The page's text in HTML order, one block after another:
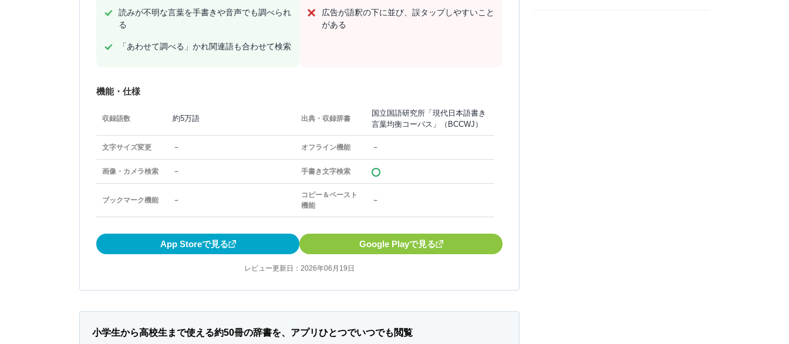
読みが不明な言葉を手書きや音声でも調べられ
る
「あわせて調べる」かれ関連語も合わせて検索
広告が語釈の下に並び、誤タップしやすいこと
がある
機能・仕様
収録語数 約5万語 出典・収録辞書
国立国語研究所「現代日本語書き
言葉均衡コーパス」（BCCWJ）
文字サイズ変更 － オフライン機能 －
画像・カメラ検索 － 手書き文字検索
ブックマーク機能 －
コピー＆ペースト
機能
－
App Storeで見る Google Playで見る
レビュー更新日：2026年06月19日
小学生から高校生まで使える約50冊の辞書を、アプリひとつでいつでも閲覧